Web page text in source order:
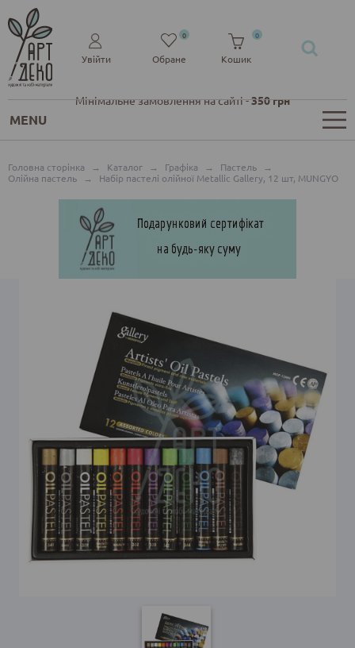
Мінімальне замовлення на сайті -350 грн
Увійти Обране
0
Кошик
0
MENU
Головна сторінка → Каталог → Графіка → Пастель
→
Олійна пастель
→ Набір пастелі олійної Metallic Gallery, 12 шт, MUNGYO